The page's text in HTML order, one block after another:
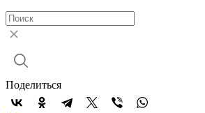
Поделиться